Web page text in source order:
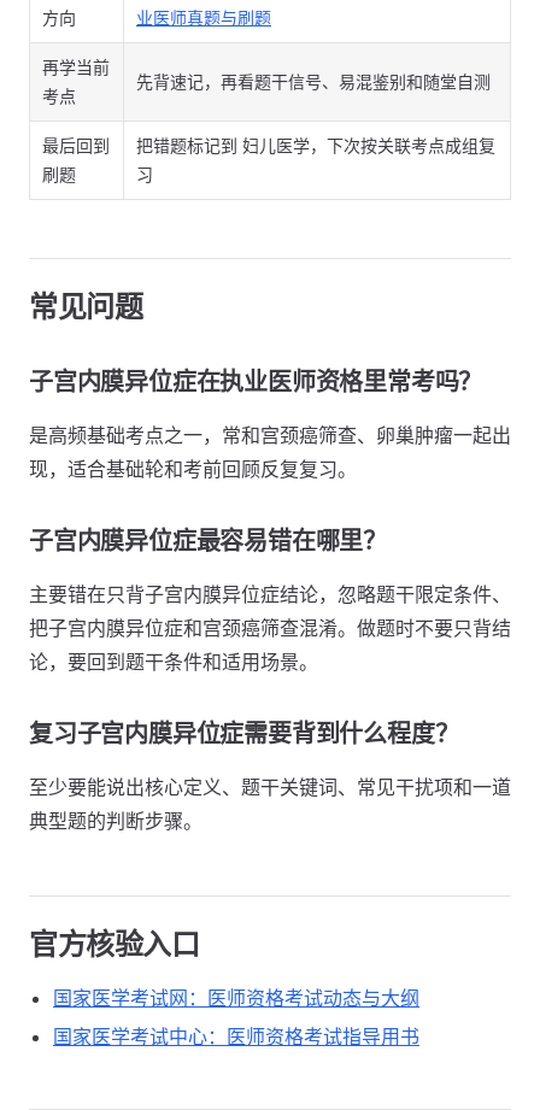
方向
业医师真题与刷题
再学当前
考点
先背速记，再看题干信号、易混鉴别和随堂自测
最后回到
刷题
把错题标记到 妇儿医学，下次按关联考点成组复
习
常见问题
子宫内膜异位症在执业医师资格里常考吗？
是高频基础考点之一，常和宫颈癌筛查、卵巢肿瘤一起出
现，适合基础轮和考前回顾反复复习。
子宫内膜异位症最容易错在哪里？
主要错在只背子宫内膜异位症结论，忽略题干限定条件、
把子宫内膜异位症和宫颈癌筛查混淆。做题时不要只背结
论，要回到题干条件和适用场景。
复习子宫内膜异位症需要背到什么程度？
至少要能说出核心定义、题干关键词、常见干扰项和一道
典型题的判断步骤。
官方核验入口
国家医学考试网：医师资格考试动态与大纲
国家医学考试中心：医师资格考试指导用书